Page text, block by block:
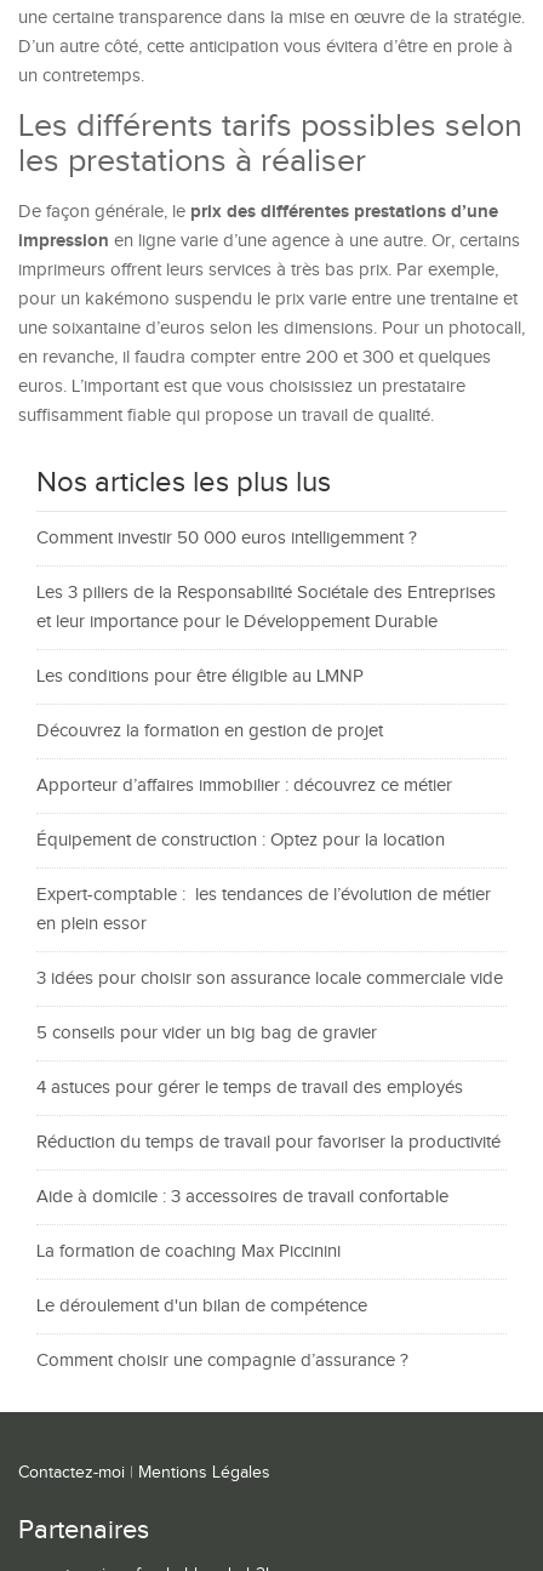
une certaine transparence dans la mise en œuvre de la stratégie.
D’un autre côté, cette anticipation vous évitera d’être en proie à
un contretemps.
Les différents tarifs possibles selon
les prestations à réaliser
De façon générale, le prix des différentes prestations d’une
impression en ligne varie d’une agence à une autre. Or, certains
imprimeurs offrent leurs services à très bas prix. Par exemple,
pour un kakémono suspendu le prix varie entre une trentaine et
une soixantaine d’euros selon les dimensions. Pour un photocall,
en revanche, il faudra compter entre 200 et 300 et quelques
euros. L’important est que vous choisissiez un prestataire
suffisamment fiable qui propose un travail de qualité.
Nos articles les plus lus
Comment investir 50 000 euros intelligemment ?
Les 3 piliers de la Responsabilité Sociétale des Entreprises
et leur importance pour le Développement Durable
Les conditions pour être éligible au LMNP
Découvrez la formation en gestion de projet
Apporteur d’affaires immobilier : découvrez ce métier
Équipement de construction : Optez pour la location
Expert-comptable : les tendances de l’évolution de métier
en plein essor
3 idées pour choisir son assurance locale commerciale vide
5 conseils pour vider un big bag de gravier
4 astuces pour gérer le temps de travail des employés
Réduction du temps de travail pour favoriser la productivité
Aide à domicile : 3 accessoires de travail confortable
La formation de coaching Max Piccinini
Le déroulement d'un bilan de compétence
Comment choisir une compagnie d’assurance ?
Contactez-moi | Mentions Légales
Partenaires